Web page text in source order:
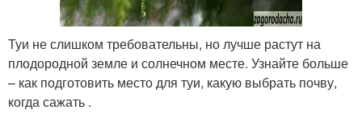
Туи не слишком требовательны, но лучше растут на
плодородной земле и солнечном месте. Узнайте больше
– как подготовить место для туи, какую выбрать почву,
когда сажать .